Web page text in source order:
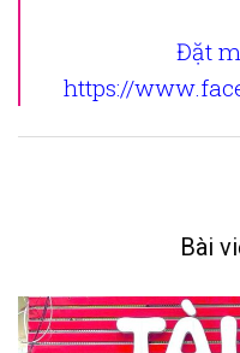
Đặt
https://
Bài